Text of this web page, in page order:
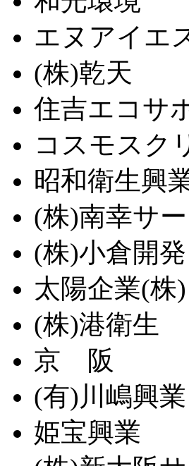
エヌアイエ
(株)乾天
住吉エコサ
コスモスク
昭和衛生興
(株)南幸サ
(株)小倉開発
太陽企業(株)
(株)港衛生
京 阪
(有)川嶋興業
姫宝興業